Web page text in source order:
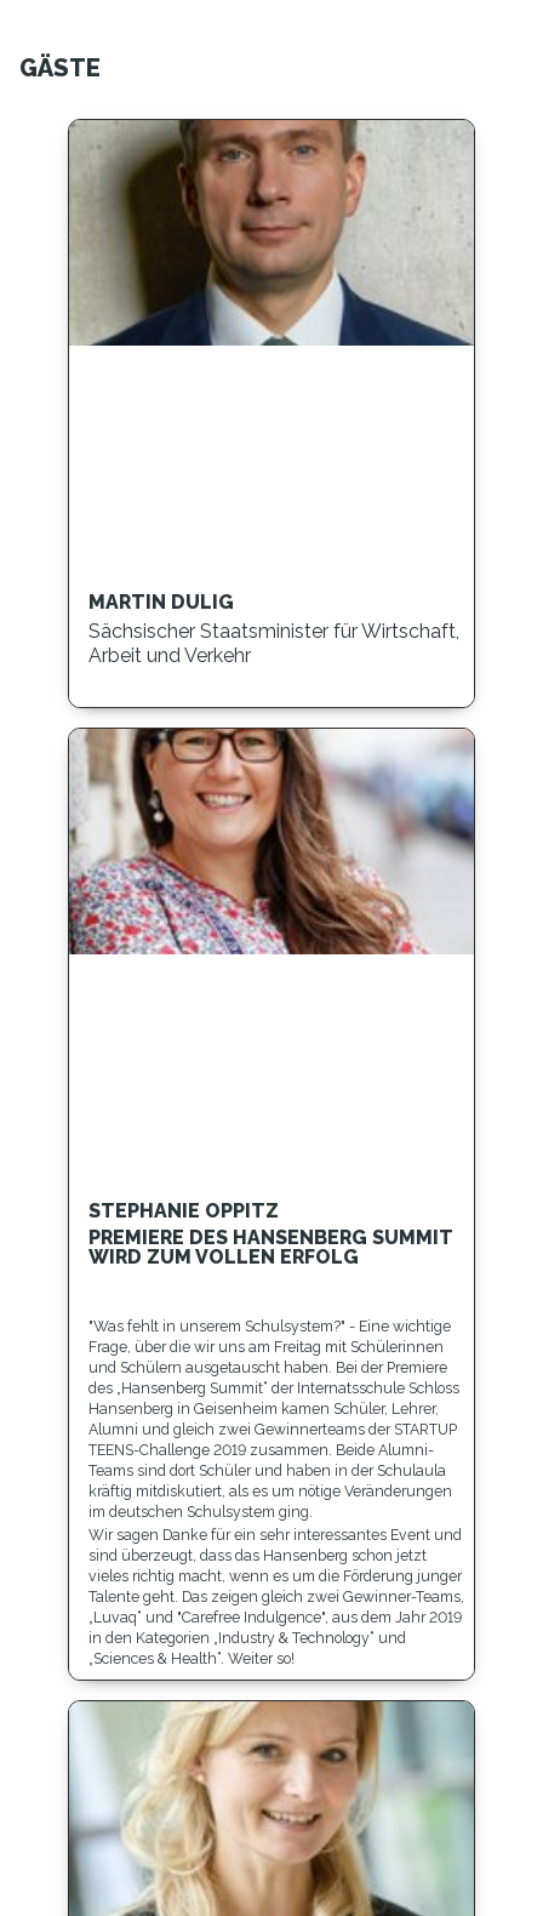
GÄSTE
MARTIN DULIG
Sächsischer Staatsminister für Wirtschaft,
Arbeit und Verkehr
STEPHANIE OPPITZ
PREMIERE DES HANSENBERG SUMMIT
WIRD ZUM VOLLEN ERFOLG
"Was fehlt in unserem Schulsystem?" - Eine wichtige
Frage, über die wir uns am Freitag mit Schülerinnen
und Schülern ausgetauscht haben. Bei der Premiere
des „Hansenberg Summit“ der Internatsschule Schloss
Hansenberg in Geisenheim kamen Schüler, Lehrer,
Alumni und gleich zwei Gewinnerteams der STARTUP
TEENS-Challenge 2019 zusammen. Beide Alumni-
Teams sind dort Schüler und haben in der Schulaula
kräftig mitdiskutiert, als es um nötige Veränderungen
im deutschen Schulsystem ging.
Wir sagen Danke für ein sehr interessantes Event und
sind überzeugt, dass das Hansenberg schon jetzt
vieles richtig macht, wenn es um die Förderung junger
Talente geht. Das zeigen gleich zwei Gewinner-Teams,
„Luvaq“ und "Carefree Indulgence", aus dem Jahr 2019
in den Kategorien „Industry & Technology“ und
„Sciences & Health“. Weiter so!